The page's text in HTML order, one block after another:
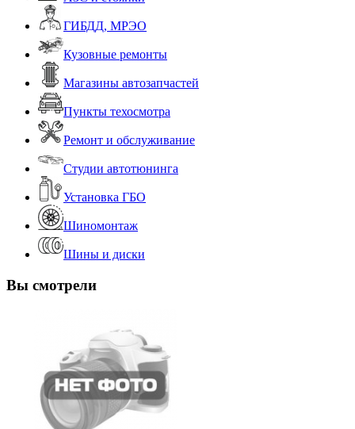
ГИБДД, МРЭО
Кузовные ремонты
Магазины автозапчастей
Пункты техосмотра
Ремонт и обслуживание
Студии автотюнинга
Установка ГБО
Шиномонтаж
Шины и диски
Вы смотрели